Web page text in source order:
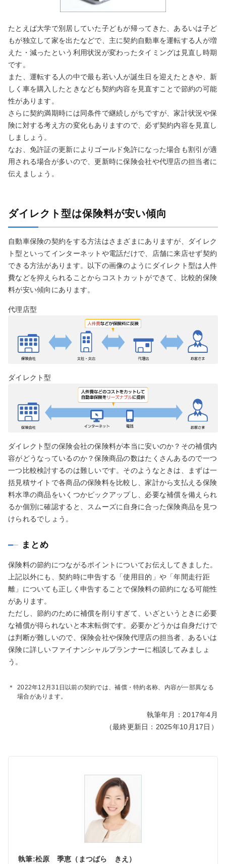
たとえば大学で別居していた子どもが帰ってきた、あるいは子ど
もが独立して家を出たなどで、主に契約自動車を運転する人が増
えた・減ったという利用状況が変わったタイミングは見直し時期
です。
また、運転する人の中で最も若い人が誕生日を迎えたときや、新
しく車を購入したときなども契約内容を見直すことで節約の可能
性があります。
さらに契約満期時には同条件で継続しがちですが、家計状況や保
険に対する考え方の変化もありますので、必ず契約内容を見直し
しましょう。
なお、免許証の更新によりゴールド免許になった場合も割引が適
用される場合が多いので、更新時に保険会社や代理店の担当者に
伝えましょう。
ダイレクト型は保険料が安い傾向
自動車保険の契約をする方法はさまざまにありますが、ダイレク
ト型といってインターネットや電話だけで、店舗に来店せず契約
できる方法があります。以下の画像のようにダイレクト型は人件
費などを抑えられることからコストカットができて、比較的保険
料が安い傾向にあります。
代理店型
ダイレクト型
ダイレクト型の保険会社の保険料が本当に安いのか？その補償内
容がどうなっているのか？保険商品の数はたくさんあるので一つ
一つ比較検討するのは難しいです。そのようなときは、まずは一
括見積サイトで各商品の保険料を比較し、家計から支払える保険
料水準の商品をいくつかピックアップし、必要な補償を備えられ
るか個別に確認すると、スムーズに自身に合った保険商品を見つ
けられるでしょう。
まとめ
保険料の節約につながるポイントについてお伝えしてきました。
上記以外にも、契約時に申告する「使用目的」や「年間走行距
離」についても正しく申告することで保険料の節約になる可能性
があります。
ただし、節約のために補償を削りすぎて、いざというときに必要
な補償が得られないと本末転倒です。必要かどうかは自身だけで
は判断が難しいので、保険会社や保険代理店の担当者、あるいは
保険に詳しいファイナンシャルプランナーに相談してみましょ
う。
＊
2022年12月31日以前の契約では、補償・特約名称、内容が一部異なる
場合があります。
執筆年月：2017年4月
（最終更新日：2025年10月17日）
執筆:松原 季恵（まつばら きえ）